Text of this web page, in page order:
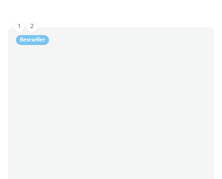
Bestseller
1 2